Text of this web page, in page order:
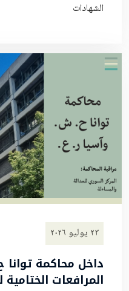
الشهادات
٢٣ يوليو ٢٠٢٦
المرافعات الختامية